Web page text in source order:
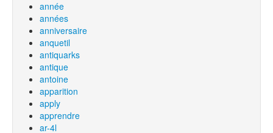
année
années
anniversaire
anquetil
antiquarks
antique
antoine
apparition
apply
apprendre
ar-4l